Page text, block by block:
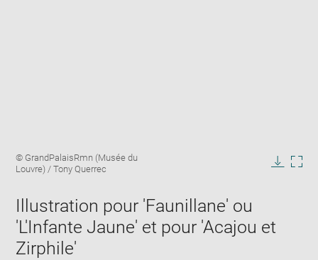
window
Image
caption:
© GrandPalaisRmn (Musée du
Louvre) / Tony Querrec
Illustration pour 'Faunillane' ou
'L'Infante Jaune' et pour 'Acajou et
Zirphile'